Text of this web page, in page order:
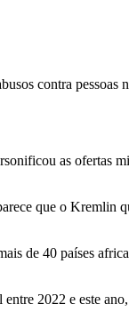
contra
as ofertas
que o
de 40 países
2022 e este